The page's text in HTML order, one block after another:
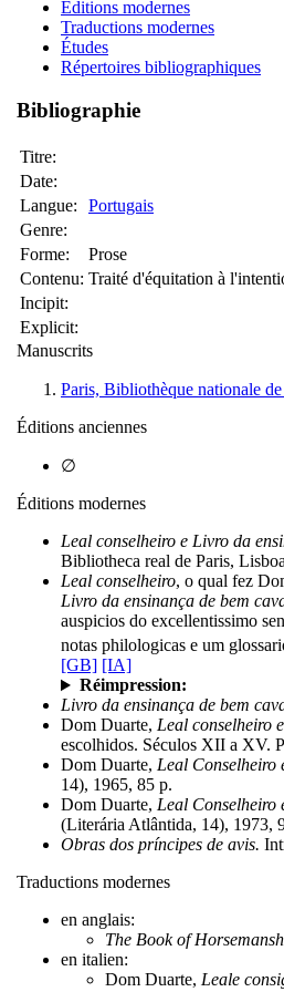
Éditions modernes
Traductions modernes
Études
Répertoires bibliographiques
Bibliographie
Titre:
Date:
Langue:
Portugais
Genre:
Forme:
Prose
Contenu: Traité d'équitation à
Incipit:
Explicit:
Manuscrits
Paris, Bibliothèque nationale
Éditions anciennes
∅
Éditions modernes
Leal conselheiro e Livro da
Bibliotheca real de Paris,
Leal conselheiro, o qual fez
Livro da ensinança de bem
auspicios do excellentissimo
notas philologicas e um
[GB] [IA]
Réimpression:
Livro da ensinança de bem
Dom Duarte, Leal conselheiro
escolhidos. Séculos XII a XV.
Dom Duarte, Leal Conselheiro
14), 1965, 85 p.
Dom Duarte, Leal Conselheiro
(Literária Atlântida, 14), 1973,
Obras dos príncipes de avis.
Traductions modernes
en anglais:
The Book of
en italien:
Dom Duarte, Leale